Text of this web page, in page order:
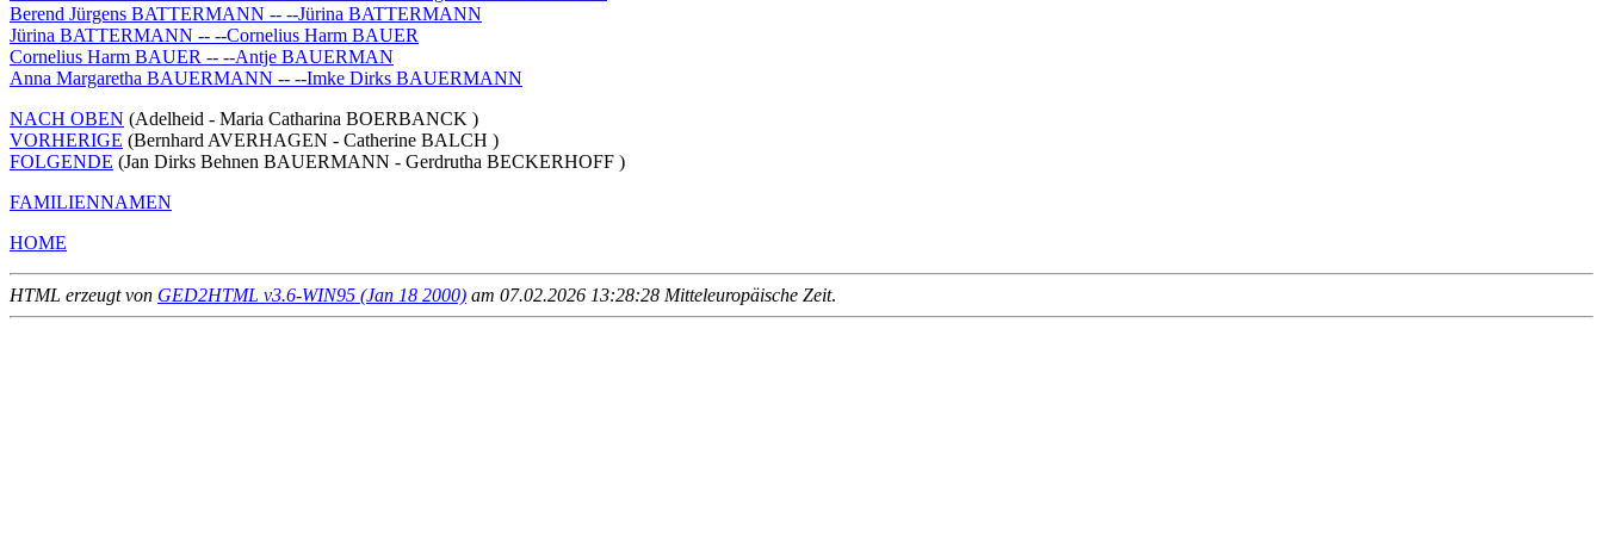
Berend Jürgens BATTERMANN -- --Jürina BATTERMANN
Jürina BATTERMANN -- --Cornelius Harm BAUER
Cornelius Harm BAUER -- --Antje BAUERMAN
Anna Margaretha BAUERMANN -- --Imke Dirks BAUERMANN
NACH OBEN (Adelheid - Maria Catharina BOERBANCK )
VORHERIGE (Bernhard AVERHAGEN - Catherine BALCH )
FOLGENDE (Jan Dirks Behnen BAUERMANN - Gerdrutha BECKERHOFF )
FAMILIENNAMEN
HOME
HTML erzeugt von GED2HTML v3.6-WIN95 (Jan 18 2000) am 07.02.2026 13:28:28 Mitteleuropäische Zeit.